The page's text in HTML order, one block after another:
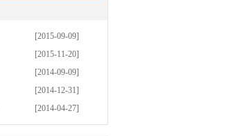
[2015-09-09]
[2015-11-20]
[2014-09-09]
[2014-12-31]
[2014-04-27]